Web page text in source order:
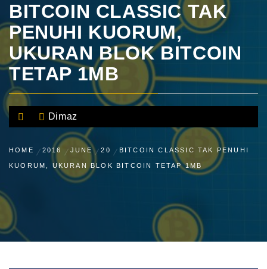
BITCOIN CLASSIC TAK
PENUHI KUORUM,
UKURAN BLOK BITCOIN
TETAP 1MB
Dimaz
HOME 2016 JUNE 20 BITCOIN CLASSIC TAK PENUHI
KUORUM, UKURAN BLOK BITCOIN TETAP 1MB